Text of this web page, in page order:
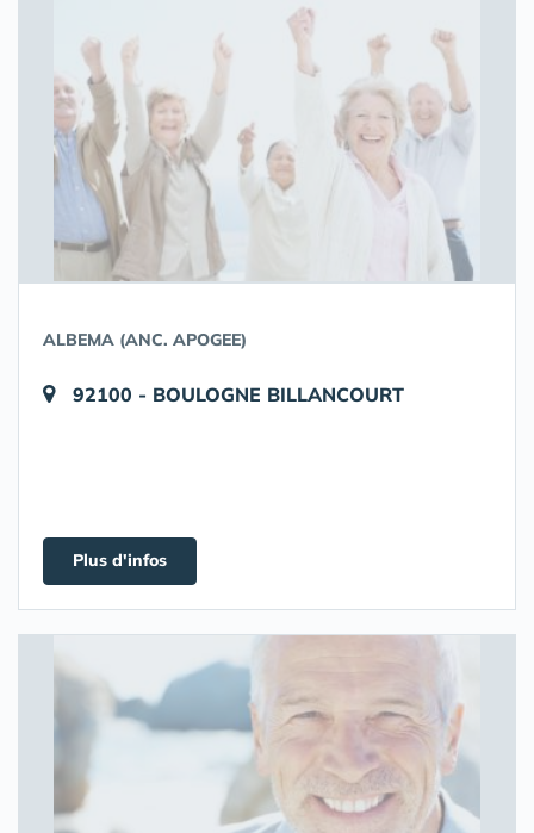
ALBEMA (ANC. APOGEE)
92100 - BOULOGNE BILLANCOURT
Plus d'infos